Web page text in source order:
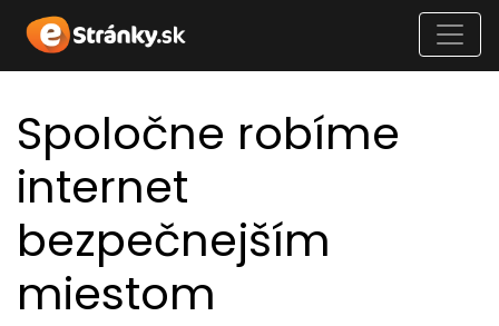
Spoločne robíme
internet
bezpečnejším
miestom